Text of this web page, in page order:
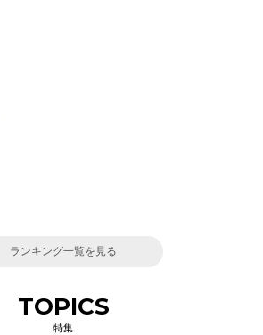
ランキング一覧を見る
TOPICS
特集